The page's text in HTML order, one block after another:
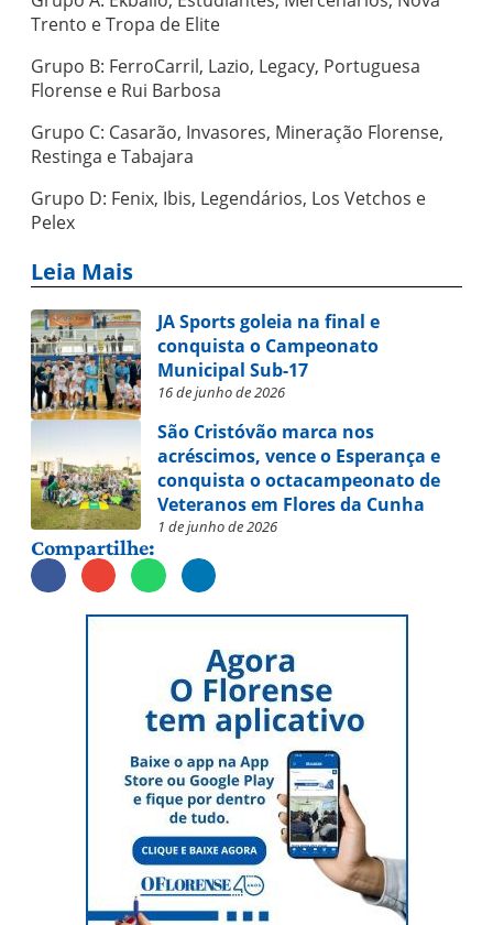
Trento e Tropa de Elite
Grupo B: FerroCarril, Lazio, Legacy, Portuguesa
Florense e Rui Barbosa
Grupo C: Casarão, Invasores, Mineração Florense,
Restinga e Tabajara
Grupo D: Fenix, Ibis, Legendários, Los Vetchos e
Pelex
Leia Mais
JA Sports goleia na final e
conquista o Campeonato
Municipal Sub-17
16 de junho de 2026
São Cristóvão marca nos
acréscimos, vence o Esperança e
conquista o octacampeonato de
Veteranos em Flores da Cunha
1 de junho de 2026
Compartilhe: